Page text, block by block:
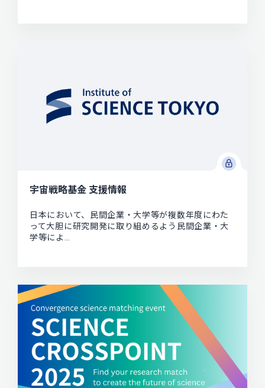
宇宙戦略基金 支援情報
日本において、民間企業・大学等が複数年度にわた
って大胆に研究開発に取り組めるよう民間企業・大
学等によ…